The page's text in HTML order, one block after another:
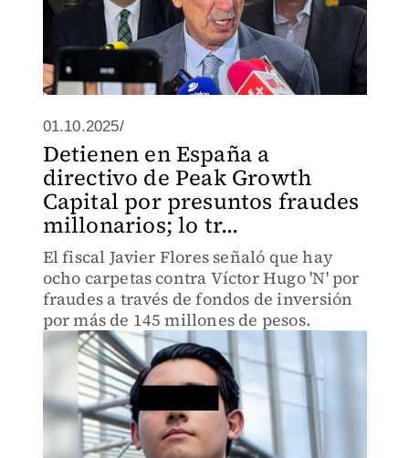
01.10.2025/
Detienen en España a
directivo de Peak Growth
Capital por presuntos fraudes
millonarios; lo tr...
El fiscal Javier Flores señaló que hay
ocho carpetas contra Víctor Hugo 'N' por
fraudes a través de fondos de inversión
por más de 145 millones de pesos.